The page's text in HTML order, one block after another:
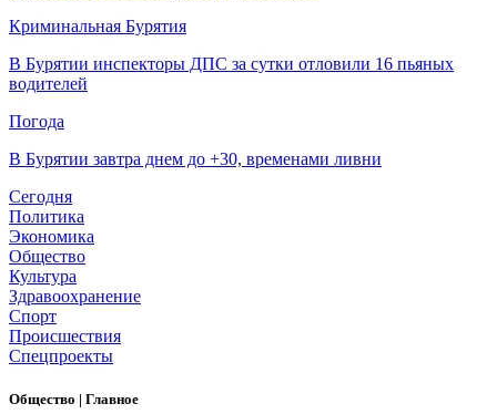
Криминальная Бурятия
В Бурятии инспекторы ДПС за сутки отловили 16 пьяных
водителей
Погода
В Бурятии завтра днем до +30, временами ливни
Сегодня
Политика
Экономика
Общество
Культура
Здравоохранение
Спорт
Происшествия
Спецпроекты
Общество | Главное